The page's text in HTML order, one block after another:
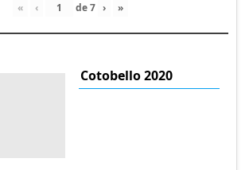
« ‹ de7 › »
Cotobello 2020